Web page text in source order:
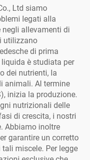
Ltd siamo
legati alla
allevamenti di
utilizzano
di prima
è studiata per
dei nutrienti, la
animali. Al termine
inizia la produzione.
nutrizionali delle
di crescita, i nostri
Abbiamo inoltre
garantire un corretto
miscele. Per legge